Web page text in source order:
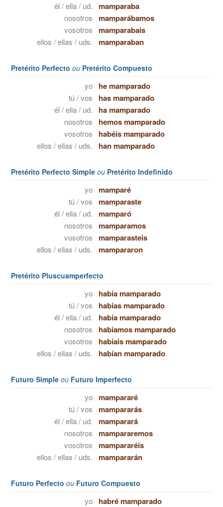
él / ella / ud. mamparaba
nosotros mamparábamos
vosotros mamparabais
ellos / ellas / uds. mamparaban
Pretérito Perfecto ou Pretérito Compuesto
yo he mamparado
tú / vos has mamparado
él / ella / ud. ha mamparado
nosotros hemos mamparado
vosotros habéis mamparado
ellos / ellas / uds. han mamparado
Pretérito Perfecto Simple ou Pretérito Indefinido
yo mamparé
tú / vos mamparaste
él / ella / ud. mamparó
nosotros mamparamos
vosotros mamparasteis
ellos / ellas / uds. mampararon
Pretérito Pluscuamperfecto
yo había mamparado
tú / vos habías mamparado
él / ella / ud. había mamparado
nosotros habíamos mamparado
vosotros habíais mamparado
ellos / ellas / uds. habían mamparado
Futuro Simple ou Futuro Imperfecto
yo mampararé
tú / vos mampararás
él / ella / ud. mamparará
nosotros mampararemos
vosotros mampararéis
ellos / ellas / uds. mampararán
Futuro Perfecto ou Futuro Compuesto
yo habré mamparado